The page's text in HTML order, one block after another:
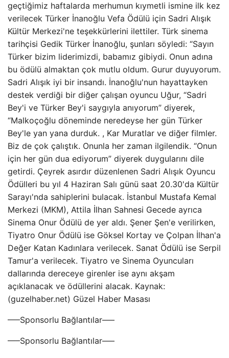
geçtiğimiz haftalarda merhumun kıymetli ismine ilk kez
verilecek Türker İnanoğlu Vefa Ödülü için Sadri Alışık
Kültür Merkezi'ne teşekkürlerini ilettiler. Türk sinema
tarihçisi Gedik Türker İnanoğlu, şunları söyledi: “Sayın
Türker bizim liderimizdi, babamız gibiydi. Onun adına
bu ödülü almaktan çok mutlu oldum. Gurur duyuyorum.
Sadri Alışık iyi bir insandı. İnanoğlu'nun hayattayken
destek verdiği bir diğer çalışan oyuncu Uğur, “Sadri
Bey'i ve Türker Bey'i saygıyla anıyorum” diyerek,
“Malkoçoğlu döneminde neredeyse her gün Türker
Bey'le yan yana durduk. , Kar Muratlar ve diğer filmler.
Biz de çok çalıştık. Onunla her zaman ilgilendik. “Onun
için her gün dua ediyorum” diyerek duygularını dile
getirdi. Çeyrek asırdır düzenlenen Sadri Alışık Oyuncu
Ödülleri bu yıl 4 Haziran Salı günü saat 20.30'da Kültür
Sarayı'nda sahiplerini bulacak. İstanbul Mustafa Kemal
Merkezi (MKM), Attila İlhan Sahnesi Gecede ayrıca
Sinema Onur Ödülü de yer aldı. Şener Şen'e verilirken,
Tiyatro Onur Ödülü ise Göksel Kortay ve Çolpan İlhan'a
Değer Katan Kadınlara verilecek. Sanat Ödülü ise Serpil
Tamur'a verilecek. Tiyatro ve Sinema Oyuncuları
dallarında dereceye girenler ise aynı akşam
açıklanacak ve ödüllerini alacak. Kaynak:
(guzelhaber.net) Güzel Haber Masası
—–Sponsorlu Bağlantılar—–
—–Sponsorlu Bağlantılar—–